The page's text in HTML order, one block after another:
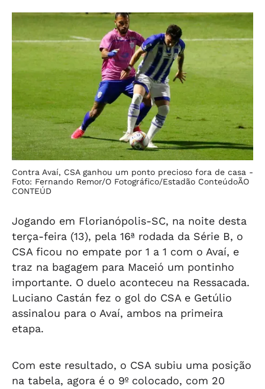
Contra Avaí, CSA ganhou um ponto precioso fora de casa -
Foto: Fernando Remor/O Fotográfico/Estadão ConteúdoÃO
CONTEÚD
Jogando em Florianópolis-SC, na noite desta
terça-feira (13), pela 16ª rodada da Série B, o
CSA ficou no empate por 1 a 1 com o Avaí, e
traz na bagagem para Maceió um pontinho
importante. O duelo aconteceu na Ressacada.
Luciano Castán fez o gol do CSA e Getúlio
assinalou para o Avaí, ambos na primeira
etapa.
Com este resultado, o CSA subiu uma posição
na tabela, agora é o 9º colocado, com 20